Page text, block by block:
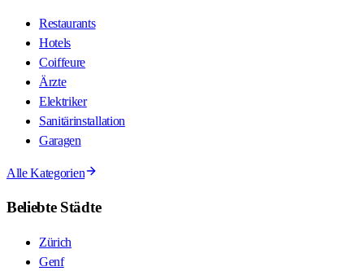
Restaurants
Hotels
Coiffeure
Ärzte
Elektriker
Sanitärinstallation
Garagen
Alle Kategorien
Beliebte Städte
Zürich
Genf